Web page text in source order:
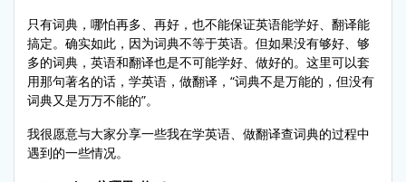
只有词典，哪怕再多、再好，也不能保证英语能学好、翻译能
搞定。确实如此，因为词典不等于英语。但如果没有够好、够
多的词典，英语和翻译也是不可能学好、做好的。这里可以套
用那句著名的话，学英语，做翻译，“词典不是万能的，但没有
词典又是万万不能的”。
我很愿意与大家分享一些我在学英语、做翻译查词典的过程中
遇到的一些情况。